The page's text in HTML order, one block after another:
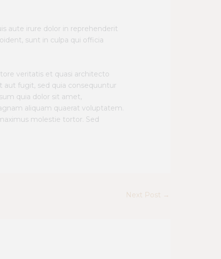
aute irure dolor in reprehenderit
sunt in culpa qui officia
veritatis et quasi architecto
aut fugit, sed quia consequuntur
quia dolor sit amet,
aliquam quaerat voluptatem.
molestie tortor. Sed
Next Post →